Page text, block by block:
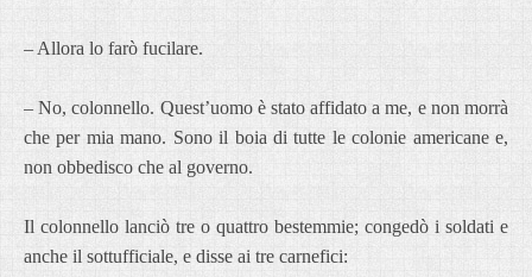
– Allora lo farò fucilare.
– No, colonnello. Quest’uomo è stato affidato a me, e non morrà
che per mia mano. Sono il boia di tutte le colonie americane e,
non obbedisco che al governo.
Il colonnello lanciò tre o quattro bestemmie; congedò i soldati e
anche il sottufficiale, e disse ai tre carnefici: